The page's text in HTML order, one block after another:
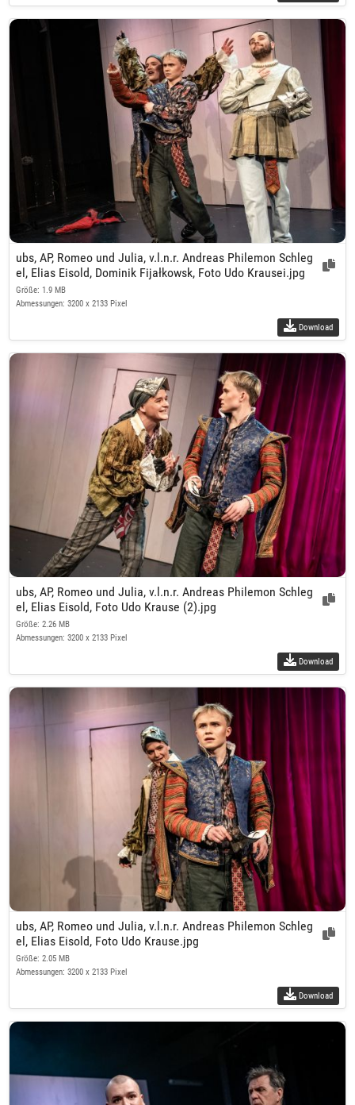
ubs, AP, Romeo und Julia, v.l.n.r. Andreas Philemon Schleg
el, Elias Eisold, Dominik Fijałkowsk, Foto Udo Krausei.jpg
Größe: 1.9 MB
Abmessungen: 3200 x 2133 Pixel
Download
ubs, AP, Romeo und Julia, v.l.n.r. Andreas Philemon Schleg
el, Elias Eisold, Foto Udo Krause (2).jpg
Größe: 2.26 MB
Abmessungen: 3200 x 2133 Pixel
Download
ubs, AP, Romeo und Julia, v.l.n.r. Andreas Philemon Schleg
el, Elias Eisold, Foto Udo Krause.jpg
Größe: 2.05 MB
Abmessungen: 3200 x 2133 Pixel
Download